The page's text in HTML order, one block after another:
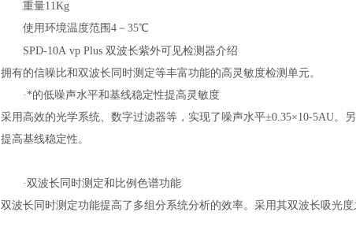
重量11Kg
使用环境温度范围4－35℃
SPD-10A vp Plus 双波长紫外可见检测器介绍
拥有的信噪比和双波长同时测定等丰富功能的高灵敏度检测单元。
·*的低噪声水平和基线稳定性提高灵敏度
采用高效的光学系统、数字过滤器等，实现了噪声水平±0.35×10-5AU
提高基线稳定性。
·双波长同时测定和比例色谱功能
双波长同时测定功能提高了多组分系统分析的效率。采用其双波长吸光